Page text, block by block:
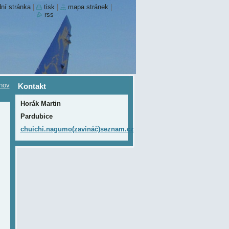
Kontakt
Horák Martin
Pardubice
chuichi.nagumo(zavináč)seznam.cz
stránka tisk mapa stránek
rss